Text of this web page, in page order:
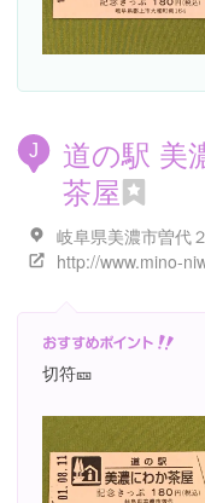
J
道の駅 美
茶屋
岐阜県美濃市曽代
切符🎫